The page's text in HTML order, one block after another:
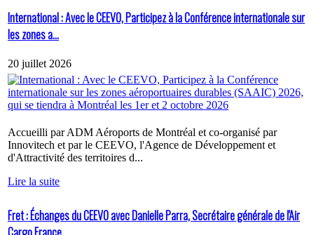
International : Avec le CEEVO, Participez à la Conférence internationale sur
les zones a...
20 juillet 2026
Accueilli par ADM Aéroports de Montréal et co-organisé par
Innovitech et par le CEEVO, l'Agence de Développement et
d'Attractivité des territoires d...
Lire la suite
Fret : Échanges du CEEVO avec Danielle Parra, Secrétaire générale de l'Air